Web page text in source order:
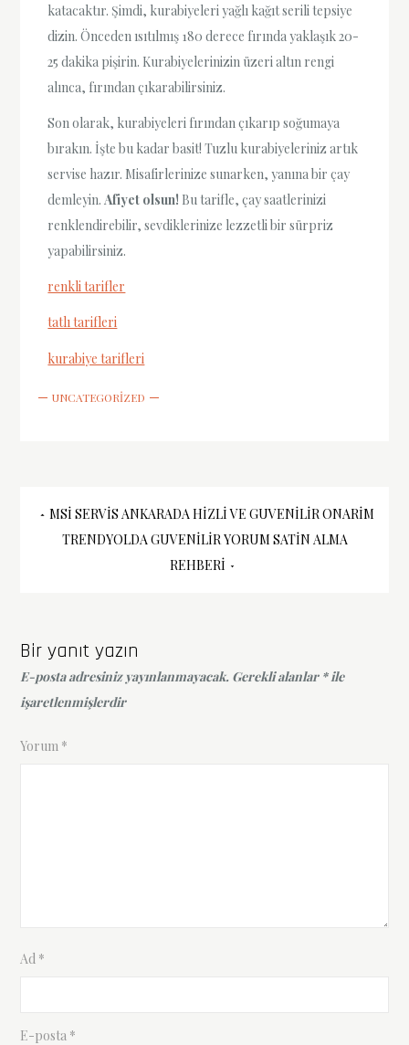
katacaktır. Şimdi, kurabiyeleri yağlı kağıt serili tepsiye
dizin. Önceden ısıtılmış 180 derece fırında yaklaşık 20-
25 dakika pişirin. Kurabiyelerinizin üzeri altın rengi
alınca, fırından çıkarabilirsiniz.
Son olarak, kurabiyeleri fırından çıkarıp soğumaya
bırakın. İşte bu kadar basit! Tuzlu kurabiyeleriniz artık
servise hazır. Misafirlerinize sunarken, yanına bir çay
demleyin.Afiyet olsun! Bu tarifle, çay saatlerinizi
renklendirebilir, sevdiklerinize lezzetli bir sürpriz
yapabilirsiniz.
renkli tarifler
tatlı tarifleri
kurabiye tarifleri
UNCATEGORIZED
Yazı
gezinmesi
MSI SERVIS ANKARADA HIZLI VE GUVENILIR ONARIM
TRENDYOLDA GUVENILIR YORUM SATIN ALMA
REHBERI
Bir yanıt yazın
E-posta adresiniz yayınlanmayacak. Gerekli alanlar *ile
işaretlenmişlerdir
Yorum *
Ad *
E-posta *